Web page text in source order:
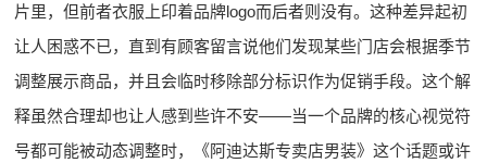
片里，但前者衣服上印着品牌logo而后者则没有。这种差异起初
让人困惑不已，直到有顾客留言说他们发现某些门店会根据季节
调整展示商品，并且会临时移除部分标识作为促销手段。这个解
释虽然合理却也让人感到些许不安——当一个品牌的核心视觉符
号都可能被动态调整时，《阿迪达斯专卖店男装》这个话题或许